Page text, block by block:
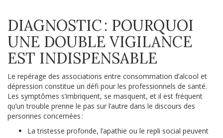
DIAGNOSTIC : POURQUOI
UNE DOUBLE VIGILANCE
EST INDISPENSABLE
Le repérage des associations entre consommation d’alcool et
dépression constitue un défi pour les professionnels de santé.
Les symptômes s’imbriquent, se masquent, et il est fréquent
qu’un trouble prenne le pas sur l’autre dans le discours des
personnes concernées :
La tristesse profonde, l’apathie ou le repli social peuvent